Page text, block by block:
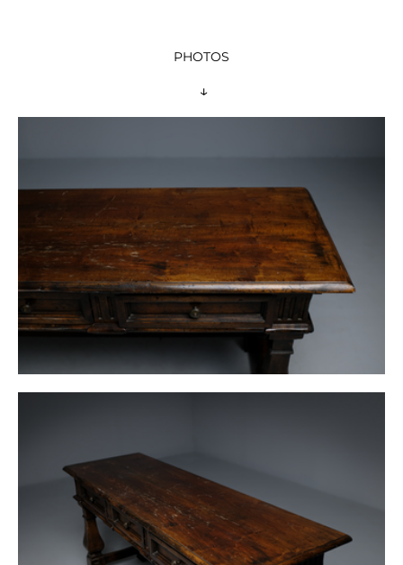
PHOTOS
↓